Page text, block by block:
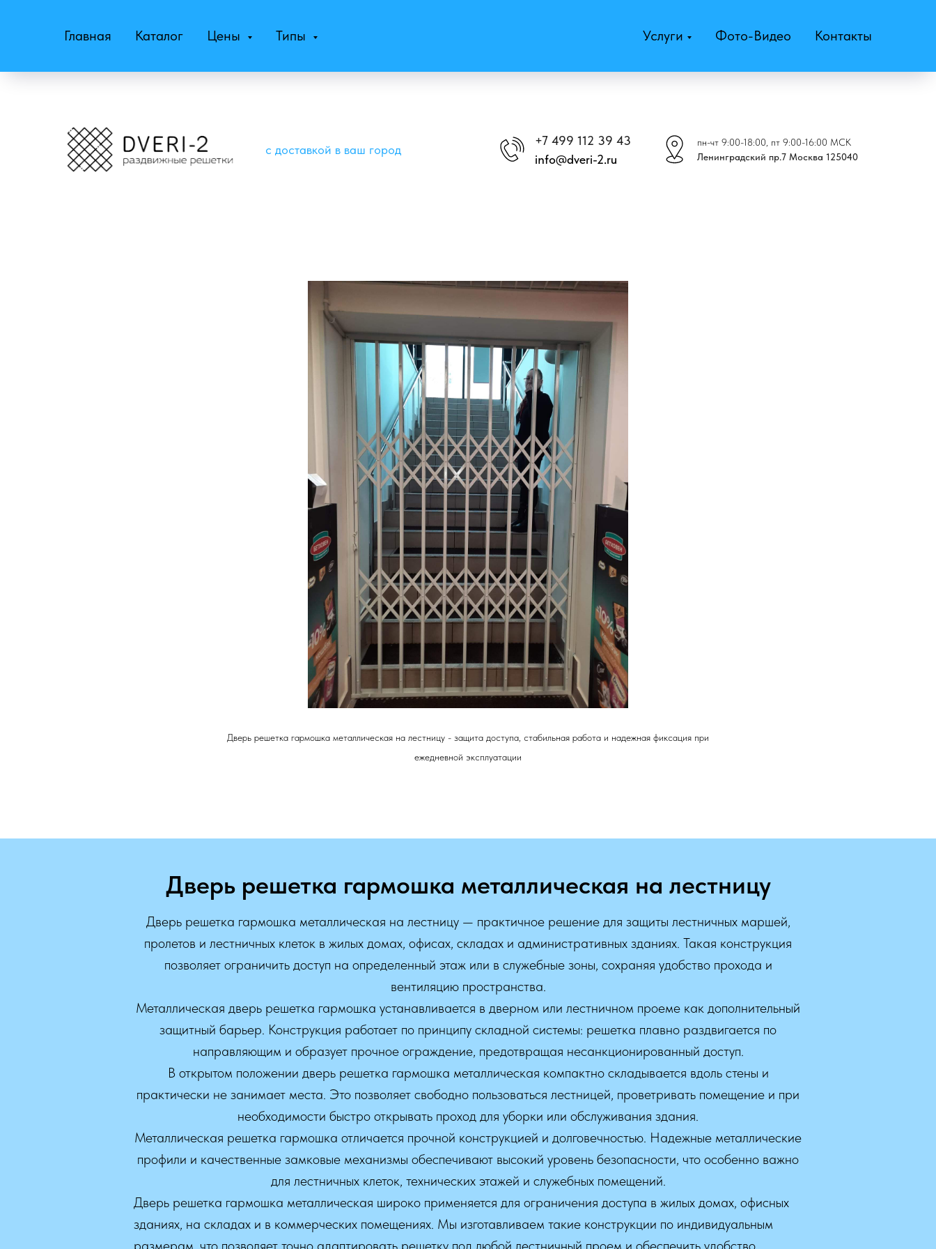
Главная Каталог Цены Типы Услуги Фото-Видео Контакты
с доставкой в ваш город
+7 499 112 39 43
info@dveri-2.ru
пн-чт 9:00-18:00, пт 9:00-16:00 МСК
Ленинградский пр.7 Москва 125040
Дверь решетка гармошка металлическая на лестницу - защита доступа, стабильная работа и надежная фиксация при
ежедневной эксплуатации
Дверь решетка гармошка металлическая на лестницу
Дверь решетка гармошка металлическая на лестницу — практичное решение для защиты лестничных маршей,
пролетов и лестничных клеток в жилых домах, офисах, складах и административных зданиях. Такая конструкция
позволяет ограничить доступ на определенный этаж или в служебные зоны, сохраняя удобство прохода и
вентиляцию пространства.
Металлическая дверь решетка гармошка устанавливается в дверном или лестничном проеме как дополнительный
защитный барьер. Конструкция работает по принципу складной системы: решетка плавно раздвигается по
направляющим и образует прочное ограждение, предотвращая несанкционированный доступ.
В открытом положении дверь решетка гармошка металлическая компактно складывается вдоль стены и
практически не занимает места. Это позволяет свободно пользоваться лестницей, проветривать помещение и при
необходимости быстро открывать проход для уборки или обслуживания здания.
Металлическая решетка гармошка отличается прочной конструкцией и долговечностью. Надежные металлические
профили и качественные замковые механизмы обеспечивают высокий уровень безопасности, что особенно важно
для лестничных клеток, технических этажей и служебных помещений.
Дверь решетка гармошка металлическая широко применяется для ограничения доступа в жилых домах, офисных
зданиях, на складах и в коммерческих помещениях. Мы изготавливаем такие конструкции по индивидуальным